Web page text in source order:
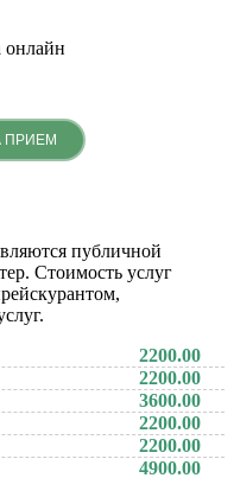
онлайн
ПРИЕМ
публичной
Стоимость услуг
2200.00
2200.00
3600.00
2200.00
2200.00
4900.00